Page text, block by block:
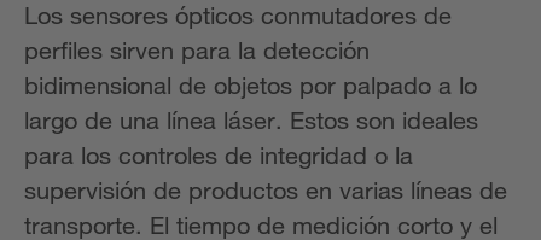
Los sensores ópticos conmutadores de
perfiles sirven para la detección
bidimensional de objetos por palpado a lo
largo de una línea láser. Estos son ideales
para los controles de integridad o la
supervisión de productos en varias líneas de
transporte. El tiempo de medición corto y el